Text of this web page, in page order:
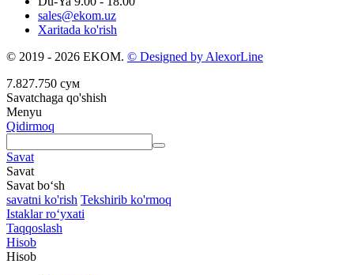
sales@ekom.uz
Xaritada ko'rish
© 2019 - 2026 EKOM. © Designed by AlexorLine
7.827.750 сум
Savatchaga qo'shish
Menyu
Qidirmoq
Savat
Savat
Savat bo‘sh
savatni ko'rish Tekshirib ko'rmoq
Istaklar roʻyxati
Taqqoslash
Hisob
Hisob